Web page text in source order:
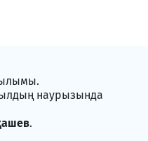
наурызында
.